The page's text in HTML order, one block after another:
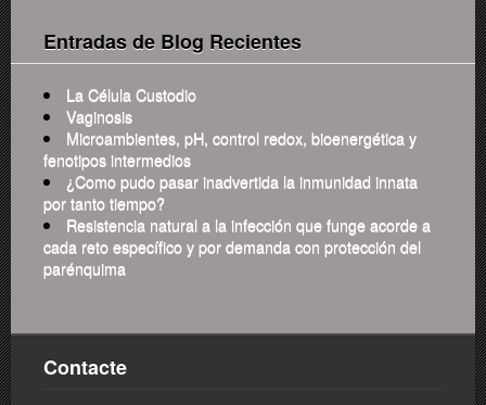
Entradas de Blog Recientes
La Célula Custodio
Vaginosis
Microambientes, pH, control redox, bioenergética y
fenotipos intermedios
¿Como pudo pasar inadvertida la inmunidad innata
por tanto tiempo?
Resistencia natural a la infección que funge acorde a
cada reto específico y por demanda con protección del
parénquima
Contacte